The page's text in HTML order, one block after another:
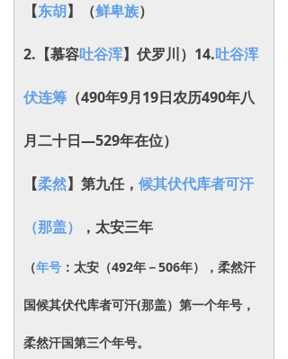
【东胡】（鲜卑族）
2.【慕容吐谷浑】伏罗川）14.吐谷浑
伏连筹 （490年9月19日农历490年八
月二十日―529年在位）
【柔然】第九任， 候其伏代库者可汗
（那盖） ，太安三年
（年号 ：太安（492年－506年），柔然汗
国候其伏代库者可汗(那盖）第一个年号，
柔然汗国第三个年号。